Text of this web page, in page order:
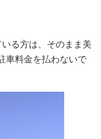
る方は、そのまま美
車料金を払わないで